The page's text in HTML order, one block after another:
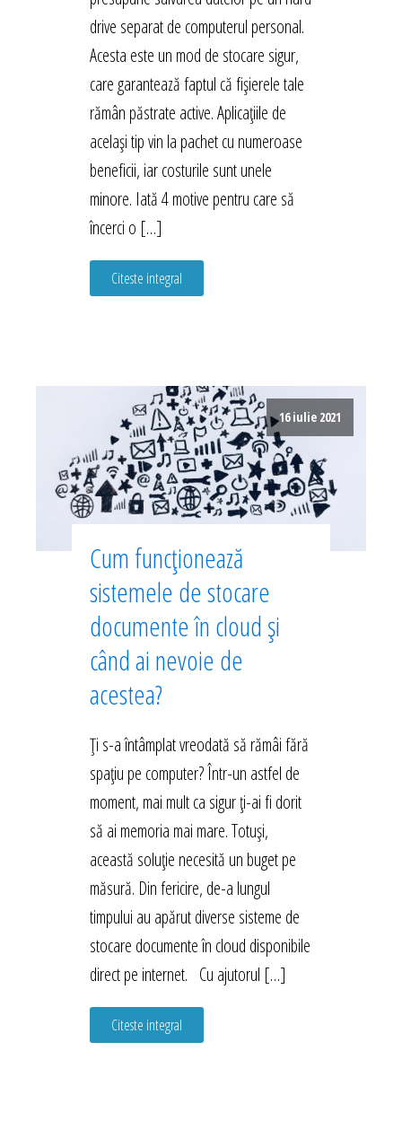
drive separat de computerul personal.
Acesta este un mod de stocare sigur,
care garantează faptul că fișierele tale
rămân păstrate active. Aplicațiile de
același tip vin la pachet cu numeroase
beneficii, iar costurile sunt unele
minore. Iată 4 motive pentru care să
încerci o […]
Citeste integral
16 iulie 2021
Cum funcționează
sistemele de stocare
documente în cloud și
când ai nevoie de
acestea?
Ți s-a întâmplat vreodată să rămâi fără
spațiu pe computer? Într-un astfel de
moment, mai mult ca sigur ți-ai fi dorit
să ai memoria mai mare. Totuși,
această soluție necesită un buget pe
măsură. Din fericire, de-a lungul
timpului au apărut diverse sisteme de
stocare documente în cloud disponibile
direct pe internet. Cu ajutorul […]
Citeste integral